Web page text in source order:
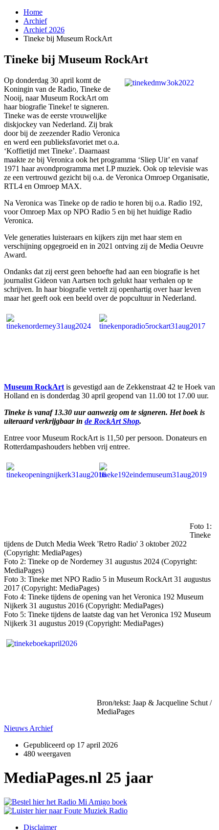
Home
Archief
Archief 2026
Tineke bij Museum RockArt
Tineke bij Museum RockArt
Op donderdag 30 april komt de
Koningin van de Radio, Tineke de
Nooij, naar Museum RockArt om
haar biografie Tineke! te signeren.
Tineke was de eerste vrouwelijke
diskjockey van Nederland. Zij brak
door bij de zeezender Radio Veronica
en werd een publieksfavoriet met o.a.
‘Koffietijd met Tineke’. Daarnaast
maakte ze bij Veronica ook het programma ‘Sliep Uit’ en vanaf
1971 haar avondprogramma met LP muziek. Ook op televisie was
ze een vertrouwd gezicht bij o.a. de Veronica Omroep Organisatie,
RTL4 en Omroep MAX.
Na Veronica was Tineke op de radio te horen bij o.a. Radio 192,
voor Omroep Max op NPO Radio 5 en bij het huidige Radio
Veronica.
Vele generaties luisteraars en kijkers zijn met haar stem en
verschijning opgegroeid en in 2021 ontving zij de Media Oeuvre
Award.
Ondanks dat zij eerst geen behoefte had aan een biografie is het
journalist Gideon van Aartsen toch gelukt haar verhalen op te
schrijven. In haar biografie vertelt zij openhartig over haar leven
maar het geeft ook een beeld over de popcultuur in Nederland.
Museum RockArt is gevestigd aan de Zekkenstraat 42 te Hoek van
Holland en is donderdag 30 april geopend van 11.00 tot 17.00 uur.
Tineke is vanaf 13.30 uur aanwezig om te signeren. Het boek is
uiteraard verkrijgbaar in de RockArt Shop.
Entree voor Museum RockArt is 11,50 per persoon. Donateurs en
Rotterdampashouders hebben vrij entree.
Foto 1:
Tineke
tijdens de Dutch Media Week 'Retro Radio' 3 oktober 2022
(Copyright: MediaPages)
Foto 2: Tineke op de Norderney 31 augustus 2024 (Copyright:
MediaPages)
Foto 3: Tineke met NPO Radio 5 in Museum RockArt 31 augustus
2017 (Copyright: MediaPages)
Foto 4: Tineke tijdens de opening van het Veronica 192 Museum
Nijkerk 31 augustus 2016 (Copyright: MediaPages)
Foto 5: Tineke tijdens de laatste dag van het Veronica 192 Museum
Nijkerk 31 augustus 2019 (Copyright: MediaPages)
Bron/tekst: Jaap & Jacqueline Schut /
MediaPages
Nieuws Archief
Gepubliceerd op 17 april 2026
480 weergaven
MediaPages.nl 25 jaar
Disclaimer